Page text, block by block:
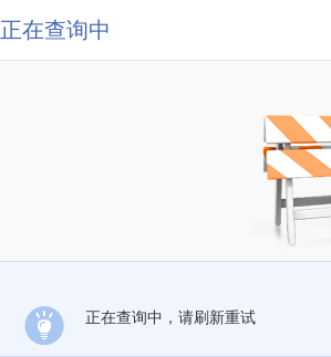
正在查询中
正在查询中，请刷新重试